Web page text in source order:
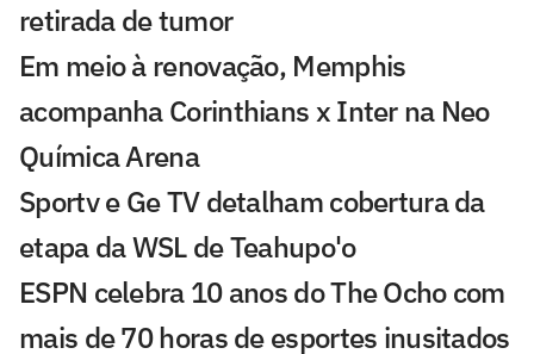
retirada de tumor
Em meio à renovação, Memphis
acompanha Corinthians x Inter na Neo
Química Arena
Sportv e Ge TV detalham cobertura da
etapa da WSL de Teahupo'o
ESPN celebra 10 anos do The Ocho com
mais de 70 horas de esportes inusitados